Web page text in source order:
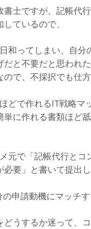
士ですが、記帳代
ているので、
和ってしまい、自
だと不要だと思われ
で、不採択でも仕
どで作れるIT戦略
に作れる書類ほど舐
元で「記帳代行と
要」と書いて提出
申請動機にマッチ
うするか迷って、